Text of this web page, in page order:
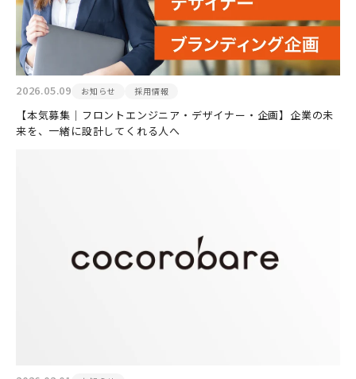
2026.05.09 お知らせ 採用情報
【本気募集｜フロントエンジニア・デザイナー・企画】企業の未
来を、一緒に設計してくれる人へ